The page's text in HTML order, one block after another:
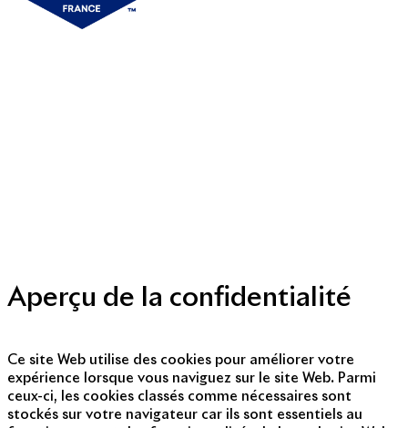
Aperçu de la confidentialité
Ce site Web utilise des cookies pour améliorer votre
expérience lorsque vous naviguez sur le site Web. Parmi
ceux-ci, les cookies classés comme nécessaires sont
stockés sur votre navigateur car ils sont essentiels au